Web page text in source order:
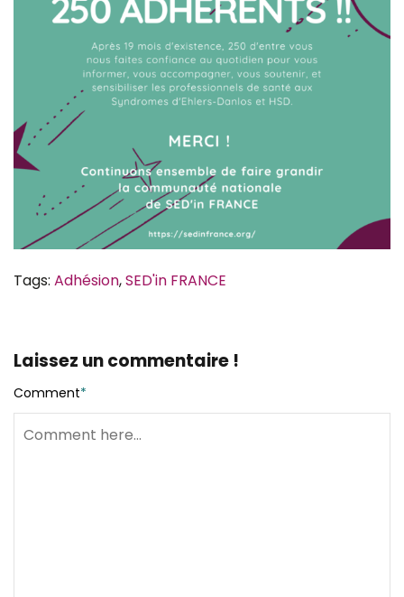
Tags: Adhésion,SED'in FRANCE
Laissez un commentaire !
Comment*